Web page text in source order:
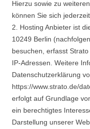
Hierzu sowie zu
können Sie sich
2. Hosting Anbieter ist
10249 Berlin
besuchen, erfasst
IP-Adressen. Weitere
Datenschutzerklärung
https://www.strato.de/
erfolgt auf Grundlage
ein berechtigtes
Darstellung unserer